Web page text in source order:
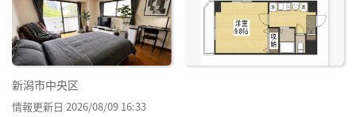
録
新潟市中央区
情報更新日 2026/08/09 16:33